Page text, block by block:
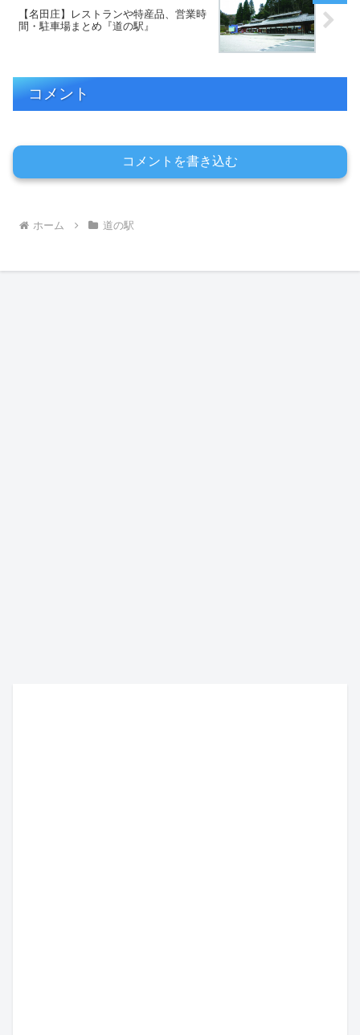
【名田庄】レストランや特産品、営業時
間・駐車場まとめ『道の駅』
コメント
コメントを書き込む
ホーム 道の駅